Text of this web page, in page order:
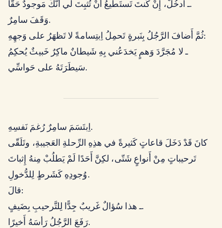
ـ اُدخُلْ، إِنْ كُنتَ تَستَطيعُ أَنْ تُثبِتَ لي أَنَّكَ مَوجودٌ حَقًّا.
وَقَفَ سامِرٌ.
ثُمَّ أَضافَ الرَّجُلُ بِنَبرةٍ تَحمِلُ اِبتِسامةً لا تَظهَرُ على وَجهِهِ:
ـ لا مُجَرَّدَ وَهمٍ يَخدَعُني بِهِ شَيطانٌ ماكِرٌ خَبيثٌ يُحكِمُ
سَيطَرَتَهُ على حَواسِّي.
اِبتَسَمَ سامِرٌ رُغمَ نَفسِهِ.
كانَ قَدْ دَخَلَ قاعاتٍ كَثيرةً في هذِهِ الرِّحلةِ العَجيبةِ، وتَلَقّى
تَرحيباتٍ مِنْ أَنواعٍ شَتّى، لكِنَّ أَحَدًا لَمْ يَطلُبْ مِنهُ إِثباتَ
وُجودِهِ كَشَرطٍ لِلدُّخولِ.
قالَ:
ـ هذا سُؤالٌ غَريبٌ جِدًّا لِلتَّرحيبِ بِضَيفٍ.
رَفَعَ الرَّجُلُ رَأسَهُ أَخيرًا.